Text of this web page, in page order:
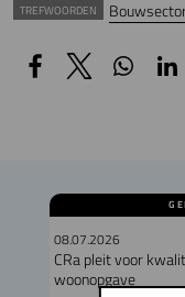
TREFWOORDEN
08.07.2026
CRa pleit voor
woonopgave